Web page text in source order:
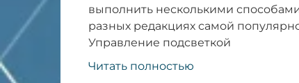
выполнить несколькими
разных редакциях самой
Управление подсветкой
Читать полностью